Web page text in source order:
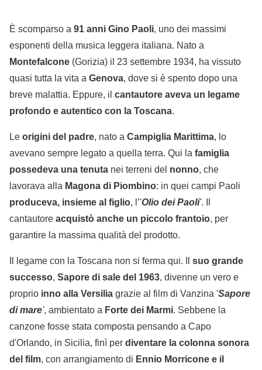
È scomparso a 91 anni Gino Paoli, uno dei massimi
esponenti della musica leggera italiana. Nato a
Montefalcone (Gorizia) il 23 settembre 1934, ha vissuto
quasi tutta la vita a Genova, dove si è spento dopo una
breve malattia. Eppure, il cantautore aveva un legame
profondo e autentico con la Toscana.
Le origini del padre, nato a Campiglia Marittima, lo
avevano sempre legato a quella terra. Qui la famiglia
possedeva una tenuta nei terreni del nonno, che
lavorava alla Magona di Piombino: in quei campi Paoli
produceva, insieme al figlio, l’'Olio dei Paoli'. Il
cantautore acquistò anche un piccolo frantoio, per
garantire la massima qualità del prodotto.
Il legame con la Toscana non si ferma qui. Il suo grande
successo, Sapore di sale del 1963, divenne un vero e
proprio inno alla Versilia grazie al film di Vanzina 'Sapore
di mare', ambientato a Forte dei Marmi. Sebbene la
canzone fosse stata composta pensando a Capo
d'Orlando, in Sicilia, finì per diventare la colonna sonora
del film, con arrangiamento di Ennio Morricone e il